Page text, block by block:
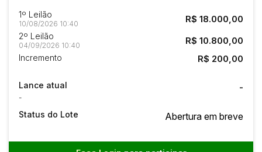
1º Leilão
10/08/2026 10:40 R$ 18.000,00
2º Leilão
04/09/2026 10:40 R$ 10.800,00
Incremento R$ 200,00
Lance atual
-
-
Status do Lote Abertura em breve